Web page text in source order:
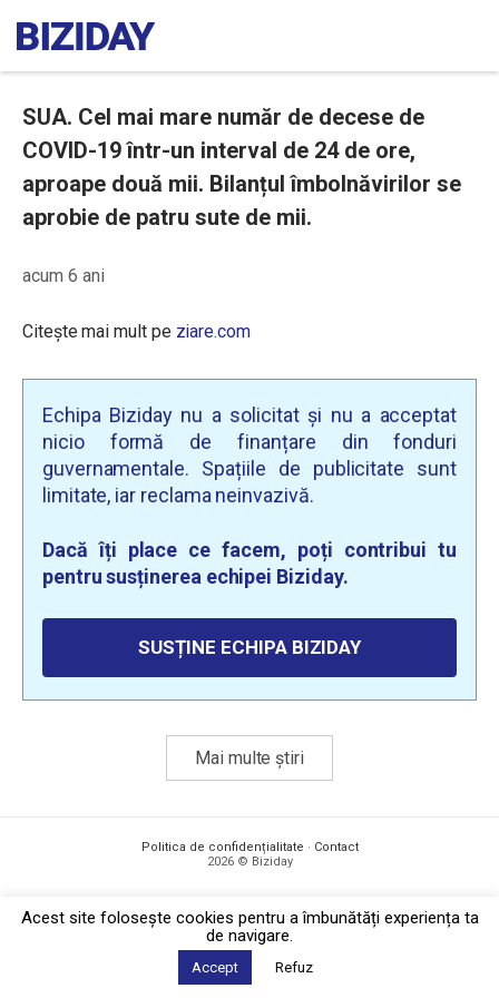
SUA. Cel mai mare număr de decese de
COVID-19 într-un interval de 24 de ore,
aproape două mii. Bilanțul îmbolnăvirilor se
aprobie de patru sute de mii.
acum 6 ani
Citește mai mult pe ziare.com
Echipa Biziday nu a solicitat și nu a acceptat
nicio formă de finanțare din fonduri
guvernamentale. Spațiile de publicitate sunt
limitate, iar reclama neinvazivă.
Dacă îți place ce facem, poți contribui tu
pentru susținerea echipei Biziday.
SUSȚINE ECHIPA BIZIDAY
Mai multe știri
Politica de confidențialitate · Contact
2026 © Biziday
Acest site foloseşte cookies pentru a îmbunătăți experiența ta
de navigare.
Accept Refuz